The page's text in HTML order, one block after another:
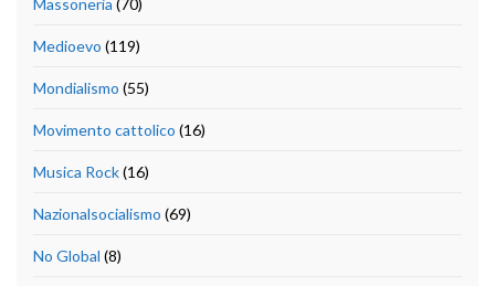
Medioevo (119)
Mondialismo (55)
Movimento cattolico (16)
Musica Rock(16)
Nazionalsocialismo (69)
No Global (8)